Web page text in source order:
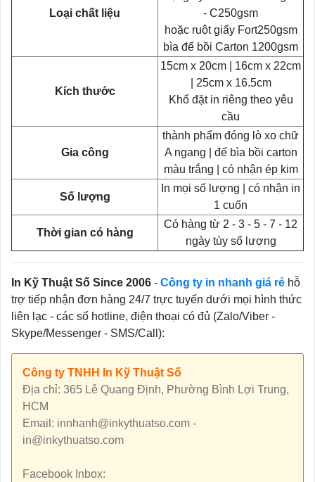
Loại chất liệu
- C250gsm
hoặc ruột giấy Fort250gsm
bìa đế bồi Carton 1200gsm
Kích thước
15cm x 20cm | 16cm x 22cm
| 25cm x 16.5cm
Khổ đặt in riêng theo yêu
cầu
Gia công
thành phẩm đóng lò xo chữ
A ngang | đế bìa bồi carton
màu trắng | có nhận ép kim
Số lượng
In mọi số lượng | có nhận in
1 cuốn
Thời gian có hàng
Có hàng từ 2 - 3 - 5 - 7 - 12
ngày tùy số lượng
In Kỹ Thuật Số Since 2006 - Công ty in nhanh giá rẻ hỗ
trợ tiếp nhận đơn hàng 24/7 trực tuyến dưới mọi hình thức
liên lạc - các số hotline, điện thoại có đủ (Zalo/Viber -
Skype/Messenger - SMS/Call):
Công ty TNHH In Kỹ Thuật Số
Địa chỉ: 365 Lê Quang Định, Phường Bình Lợi Trung,
HCM
Email: innhanh@inkythuatso.com -
in@inkythuatso.com
Facebook Inbox: